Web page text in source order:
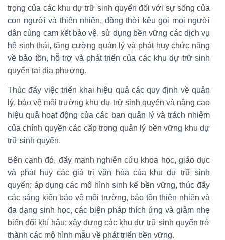
trọng của các khu dự trữ sinh quyển đối với sự sống của
con người và thiên nhiên, đồng thời kêu gọi mọi người
dân cùng cam kết bảo vệ, sử dụng bền vững các dịch vụ
hệ sinh thái, tăng cường quản lý và phát huy chức năng
về bảo tồn, hỗ trợ và phát triển của các khu dự trữ sinh
quyển tại địa phương.
Thúc đẩy việc triển khai hiệu quả các quy định về quản
lý, bảo vệ môi trường khu dự trữ sinh quyển và nâng cao
hiệu quả hoạt động của các ban quản lý và trách nhiệm
của chính quyền các cấp trong quản lý bền vững khu dự
trữ sinh quyển.
Bên cạnh đó, đẩy mạnh nghiên cứu khoa học, giáo dục
và phát huy các giá trị văn hóa của khu dự trữ sinh
quyển; áp dụng các mô hình sinh kế bền vững, thúc đẩy
các sáng kiến bảo vệ môi trường, bảo tồn thiên nhiên và
đa dạng sinh học, các biện pháp thích ứng và giảm nhẹ
biến đổi khí hậu; xây dựng các khu dự trữ sinh quyển trở
thành các mô hình mẫu về phát triển bền vững.